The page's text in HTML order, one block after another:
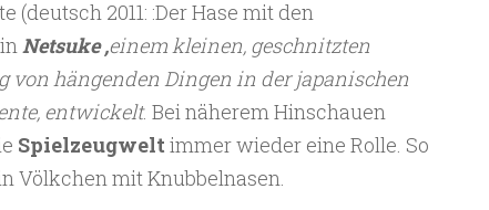
2011: :Der Hase mit den
Netsuke ,einem kleinen, geschnitzten
von hängenden Dingen in der japanischen
entwickelt. Bei näherem Hinschauen
Spielzeugwelt immer wieder eine Rolle. So
Völkchen mit Knubbelnasen.